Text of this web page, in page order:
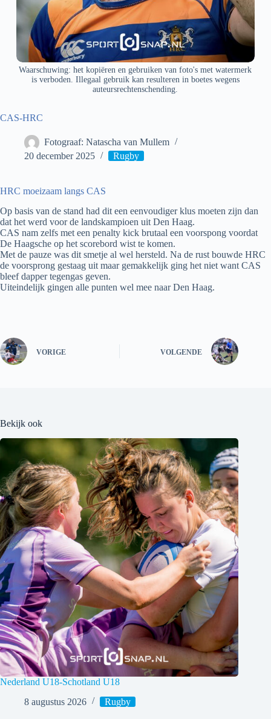
Waarschuwing: het kopiëren en gebruiken van foto's met watermerk
is verboden. Illegaal gebruik kan resulteren in boetes wegens
auteursrechtenschending.
CAS-HRC
Fotograaf: Natascha van Mullem
20 december 2025
Rugby
HRC moeizaam langs CAS
Op basis van de stand had dit een eenvoudiger klus moeten zijn dan
dat het werd voor de landskampioen uit Den Haag.
CAS nam zelfs met een penalty kick brutaal een voorspong voordat
De Haagsche op het scorebord wist te komen.
Met de pauze was dit smetje al wel hersteld. Na de rust bouwde HRC
de voorsprong gestaag uit maar gemakkelijk ging het niet want CAS
bleef dapper tegengas geven.
Uiteindelijk gingen alle punten wel mee naar Den Haag.
VORIGE VOLGENDE
Bekijk ook
Nederland U18-Schotland U18
8 augustus 2026
Rugby